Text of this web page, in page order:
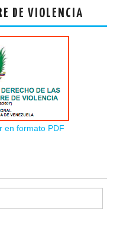
DE VIOLENCIA
en formato PDF